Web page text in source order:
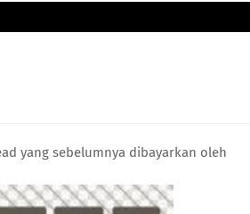
yang sebelumnya dibayarkan oleh